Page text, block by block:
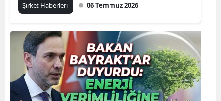
Şirket Haberleri 06 Temmuz 2026